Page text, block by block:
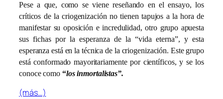
Pese a que, como se viene reseñando en el ensayo, los
críticos de la criogenización no tienen tapujos a la hora de
manifestar su oposición e incredulidad, otro grupo apuesta
sus fichas por la esperanza de la “vida eterna”, y esta
esperanza está en la técnica de la criogenización. Este grupo
está conformado mayoritariamente por científicos, y se los
conoce como “los inmortalistas”.
(más…)